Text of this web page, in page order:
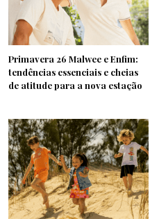
Primavera 26 Malwee e Enfim:
tendências essenciais e cheias
de atitude para a nova estação